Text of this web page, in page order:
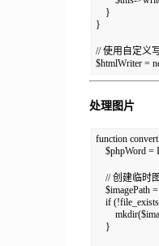
}
}
// 使用自定义
$htmlWriter =
处理图片
function
$phpWord =
// 创建临时
$imagePath =
if
}